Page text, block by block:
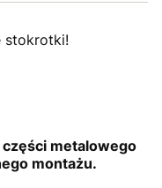
stokrotki!
metalowego
montażu.